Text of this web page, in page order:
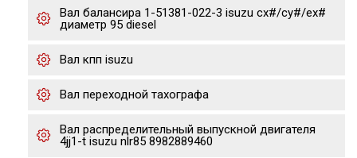
Вал балансира 1-51381-022-3 isuzu cx#/cy#/ex#
диаметр 95 diesel
Вал кпп isuzu
Вал переходной тахографа
Вал распределительный выпускной двигателя
4jj1-t isuzu nlr85 8982889460